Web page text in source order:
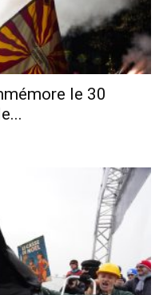
le 30